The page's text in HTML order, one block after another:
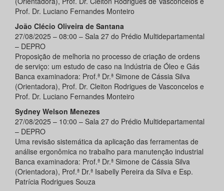
Prof. Dr. Luciano Fernandes Monteiro
João Clécio Oliveira de Santana
27/08/2025 – 08:00 – Sala 27 do Prédio Multidepartamental
– DEPRO
Proposição de melhoria no processo de criação de ordens
de serviço: um estudo de caso na Indústria de Óleo e Gás
Banca examinadora: Prof.ª Dr.ª Simone de Cássia Silva
(Orientadora), Prof. Dr. Cleiton Rodrigues de Vasconcelos e
Prof. Dr. Luciano Fernandes Monteiro
Sydney Welson Menezes
27/08/2025 – 10:00 – Sala 27 do Prédio Multidepartamental
– DEPRO
Uma revisão sistemática da aplicação das ferramentas de
análise ergonômica no trabalho para manutenção industrial
Banca examinadora: Prof.ª Dr.ª Simone de Cássia Silva
(Orientadora), Prof.ª Dr.ª Isabelly Pereira da Silva e Esp.
Patrícia Rodrigues Souza